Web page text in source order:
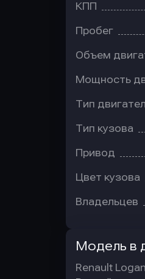
КПП
Пробег
Объем
Мощность
Тип
Тип кузова
Привод
Цвет кузова
Владельцев
Модель в
Renault